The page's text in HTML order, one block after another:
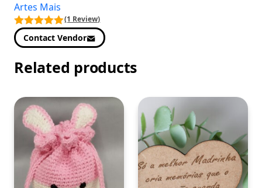
Artes Mais
(1 Review)
Contact Vendor
Related products